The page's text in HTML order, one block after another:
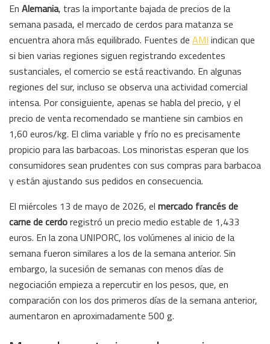
En Alemania, tras la importante bajada de precios de la
semana pasada, el mercado de cerdos para matanza se
encuentra ahora más equilibrado. Fuentes de AMI indican que
si bien varias regiones siguen registrando excedentes
sustanciales, el comercio se está reactivando. En algunas
regiones del sur, incluso se observa una actividad comercial
intensa. Por consiguiente, apenas se habla del precio, y el
precio de venta recomendado se mantiene sin cambios en
1,60 euros/kg. El clima variable y frío no es precisamente
propicio para las barbacoas. Los minoristas esperan que los
consumidores sean prudentes con sus compras para barbacoa
y están ajustando sus pedidos en consecuencia.
El miércoles 13 de mayo de 2026, el mercado francés de
carne de cerdoregistró un precio medio estable de 1,433
euros. En la zona UNIPORC, los volúmenes al inicio de la
semana fueron similares a los de la semana anterior. Sin
embargo, la sucesión de semanas con menos días de
negociación empieza a repercutir en los pesos, que, en
comparación con los dos primeros días de la semana anterior,
aumentaron en aproximadamente 500 g.